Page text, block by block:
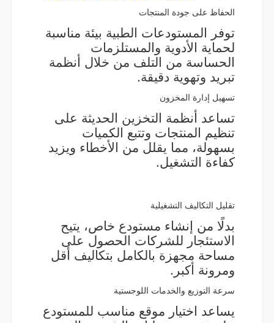
الحفاظ على جودة المنتجات
توفر المستودعات الطبية بيئة مناسبة
لحماية الأدوية والمستلزمات
الحساسة من التلف من خلال أنظمة
تبريد وتهوية دقيقة.
تسهيل إدارة المخزون
تساعد أنظمة التخزين الحديثة على
تنظيم المنتجات وتتبع الكميات
بسهولة، مما يقلل من الأخطاء ويزيد
كفاءة التشغيل.
تقليل التكاليف التشغيلية
بدلًا من إنشاء مستودع خاص، يتيح
الاستئجار للشركات الحصول على
مساحة مجهزة بالكامل بتكاليف أقل
ومرونة أكبر.
سرعة التوزيع والخدمات اللوجستية
يساعد اختيار موقع مناسب للمستودع